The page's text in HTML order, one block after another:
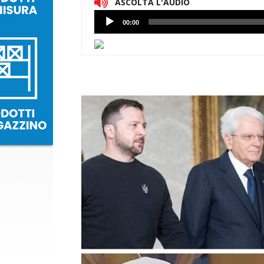
Lettore
Audio
00:00